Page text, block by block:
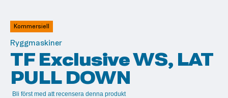
av
bildgalleriet
Kommersiell
Ryggmaskiner
TF Exclusive WS, LAT
PULL DOWN
Bli först med att recensera denna produkt